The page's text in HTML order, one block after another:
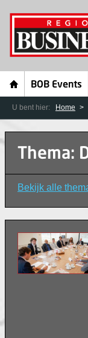
BOB Events
U bent hier: Home
Thema:
Bekijk alle